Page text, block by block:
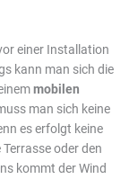
einer Installation
kann man sich die
mobilen
man sich keine
es erfolgt keine
oder den
kommt der Wind